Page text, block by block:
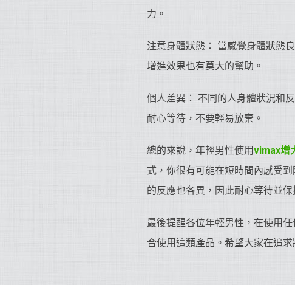
力。
注意身體狀態： 當感覺身體狀態
增進效果也有莫大的幫助。
個人差異： 不同的人身體狀況和
耐心等待，不要輕易放棄。
總的來說，年輕男性使用vimax增
式，你很有可能在短時間內感受到
的反應也各異，因此耐心等待並
最後提醒各位年輕男性，在使用
合使用這類產品。希望大家在追